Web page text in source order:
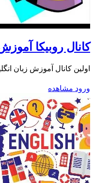
کانال روبیکا آموزش
اولین کانال آموزش زبان
ورود مشاهده